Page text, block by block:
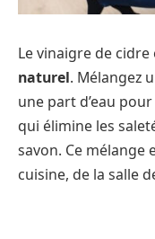
Le vinaigre de cidre
naturel. Mélangez
une part d’eau
qui élimine les
savon. Ce mélange
cuisine, de la salle